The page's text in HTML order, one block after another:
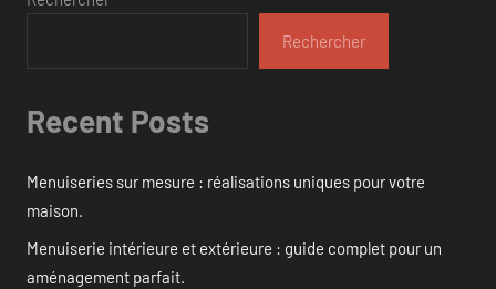
Rechercher
Recent Posts
Menuiseries sur mesure : réalisations uniques pour votre
maison.
Menuiserie intérieure et extérieure : guide complet pour un
aménagement parfait.